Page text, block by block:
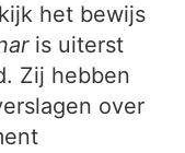
het bewijs
is uiterst
Zij hebben
over